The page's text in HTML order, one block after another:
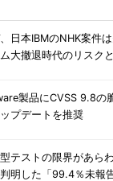
日本IBMのNHK案件
大撤退時代のリスク
製品にCVSS 9.8
プデートを推奨
テストの限界があら
明した「99.4％未報